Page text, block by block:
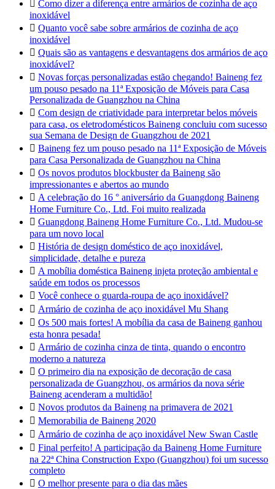
Como dizer a diferença entre armários de cozinha de aço
inoxidável
 Quanto você sabe sobre armários de cozinha de aço
inoxidável
 Quais são as vantagens e desvantagens dos armários de aço
inoxidável?
 Novas forças personalizadas estão chegando! Baineng fez
um pouso pesado na 11ª Exposição de Móveis para Casa
Personalizada de Guangzhou na China
 Com design de criatividade para interpretar belos móveis
para casa, os eletrodomésticos Baineng concluiu com sucesso
sua Semana de Design de Guangzhou de 2021
 Baineng fez um pouso pesado na 11ª Exposição de Móveis
para Casa Personalizada de Guangzhou na China
 Os novos produtos blockbuster da Baineng são
impressionantes e abertos ao mundo
 A celebração do 16 ° aniversário da Guangdong Baineng
Home Furniture Co., Ltd. Foi muito realizada
 Guangdong Baineng Home Furniture Co., Ltd. Mudou-se
para um novo local
 História de design doméstico de aço inoxidável,
simplicidade, detalhe e pureza
 A mobília doméstica Baineng injeta proteção ambiental e
saúde em todos os processos
 Você conhece o guarda-roupa de aço inoxidável?
 Armário de cozinha de aço inoxidável Mu Shang
 Os 500 mais fortes! A mobília da casa de Baineng ganhou
esta honra pesada!
 Armário de cozinha cinza de tinta, quando o encontro
moderno a natureza
 O primeiro dia na exposição de decoração de casa
personalizada de Guangzhou, os armários da nova série
Baineng acenderam a multidão!
 Novos produtos da Baineng na primavera de 2021
 Memorabilia de Baineng 2020
 Armário de cozinha de aço inoxidável New Swan Castle
 Final perfeito! A participação da Baineng Home Furniture
na 22ª China Construction Expo (Guangzhou) foi um sucesso
completo
 O melhor presente para o dia das mães